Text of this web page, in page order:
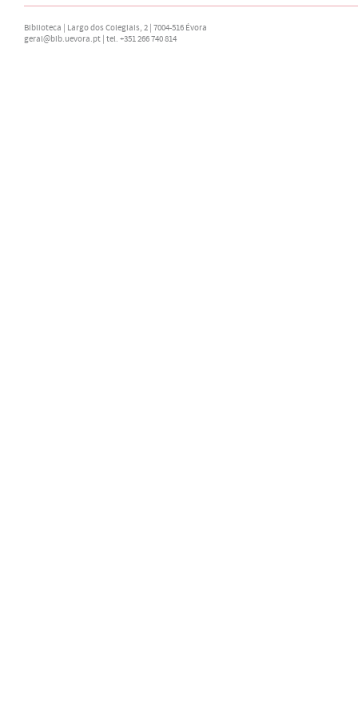
Biblioteca | Largo dos Colegiais, 2 | 7004-516 Évora
geral@bib.uevora.pt | tel. +351 266 740 814